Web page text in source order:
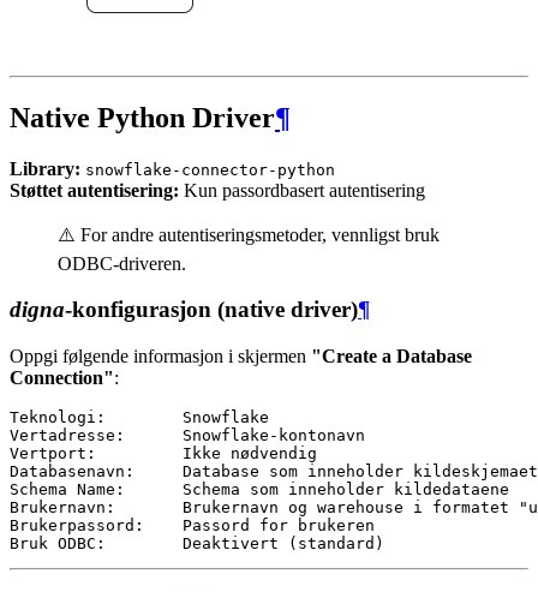
Native Python Driver¶
Library: snowflake-connector-python
Støttet autentisering: Kun passordbasert autentisering
⚠️ For andre autentiseringsmetoder, vennligst bruk
ODBC-driveren.
digna-konfigurasjon (native driver)¶
Oppgi følgende informasjon i skjermen "Create a Database
Connection":
Teknologi:        Snowflake
Vertadresse:      Snowflake-kontonavn
Vertport:         Ikke nødvendig
Databasenavn:     Database som inneholder kildeskjemaet
Schema Name:      Schema som inneholder kildedataene
Brukernavn:       Brukernavn og warehouse i formatet
Brukerpassord:    Passord for brukeren